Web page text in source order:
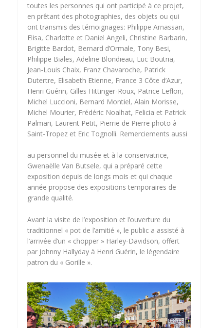
toutes les personnes qui ont participé à ce projet,
en prêtant des photographies, des objets ou qui
ont transmis des témoignages: Philippe Arnassan,
Elisa, Charlotte et Daniel Angeli, Christine Barbarin,
Brigitte Bardot, Bernard d’Ormale, Tony Besi,
Philippe Biales, Adeline Blondieau, Luc Boutria,
Jean-Louis Chaix, Franz Chavaroche, Patrick
Dutertre, Elisabeth Etienne, France 3 Côte d’Azur,
Henri Guérin, Gilles Hittinger-Roux, Patrice Leflon,
Michel Luccioni, Bernard Montiel, Alain Morisse,
Michel Mourier, Frédéric Noalhat, Felicia et Patrick
Palmari, Laurent Petit, Pierrie de Pierre photo à
Saint-Tropez et Eric Tognolli. Remerciements aussi
au personnel du musée et à la conservatrice,
Gwenaëlle Van Butsele, qui a préparé cette
exposition depuis de longs mois et qui chaque
année propose des expositions temporaires de
grande qualité.
Avant la visite de l’exposition et l’ouverture du
traditionnel « pot de l’amitié », le public a assisté à
l’arrivée d’un « chopper » Harley-Davidson, offert
par Johnny Hallyday à Henri Guérin, le légendaire
patron du « Gorille ».